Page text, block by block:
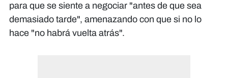
para que se siente a negociar "antes de que sea
demasiado tarde", amenazando con que si no lo
hace "no habrá vuelta atrás".